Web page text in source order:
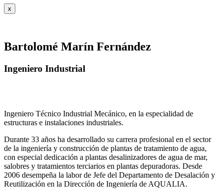
x
Bartolomé Marín Fernández
Ingeniero Industrial
Ingeniero Técnico Industrial Mecánico, en la especialidad de
estructuras e instalaciones industriales.
Durante 33 años ha desarrollado su carrera profesional en el sector
de la ingeniería y construcción de plantas de tratamiento de agua,
con especial dedicación a plantas desalinizadores de agua de mar,
salobres y tratamientos terciarios en plantas depuradoras. Desde
2006 desempeña la labor de Jefe del Departamento de Desalación y
Reutilización en la Dirección de Ingeniería de AQUALIA.